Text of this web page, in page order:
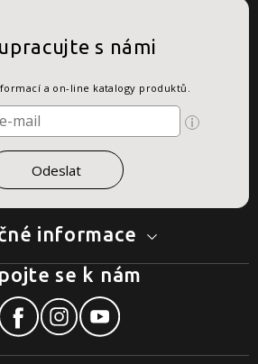
informace
s námi
a on-line katalogy produktů.
se k nám